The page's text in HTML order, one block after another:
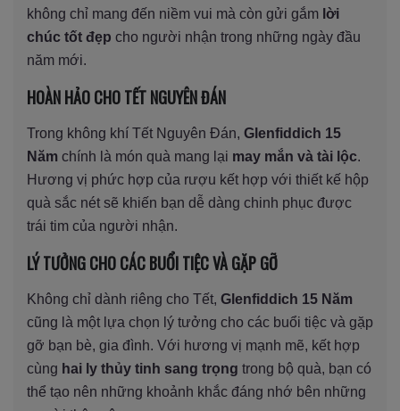
không chỉ mang đến niềm vui mà còn gửi gắm lời
chúc tốt đẹp cho người nhận trong những ngày đầu
năm mới.
HOÀN HẢO CHO TẾT NGUYÊN ĐÁN
Trong không khí Tết Nguyên Đán, Glenfiddich 15
Năm chính là món quà mang lại may mắn và tài lộc.
Hương vị phức hợp của rượu kết hợp với thiết kế hộp
quà sắc nét sẽ khiến bạn dễ dàng chinh phục được
trái tim của người nhận.
LÝ TƯỞNG CHO CÁC BUỔI TIỆC VÀ GẶP GỠ
Không chỉ dành riêng cho Tết, Glenfiddich 15 Năm
cũng là một lựa chọn lý tưởng cho các buổi tiệc và gặp
gỡ bạn bè, gia đình. Với hương vị mạnh mẽ, kết hợp
cùng hai ly thủy tinh sang trọng trong bộ quà, bạn có
thể tạo nên những khoảnh khắc đáng nhớ bên những